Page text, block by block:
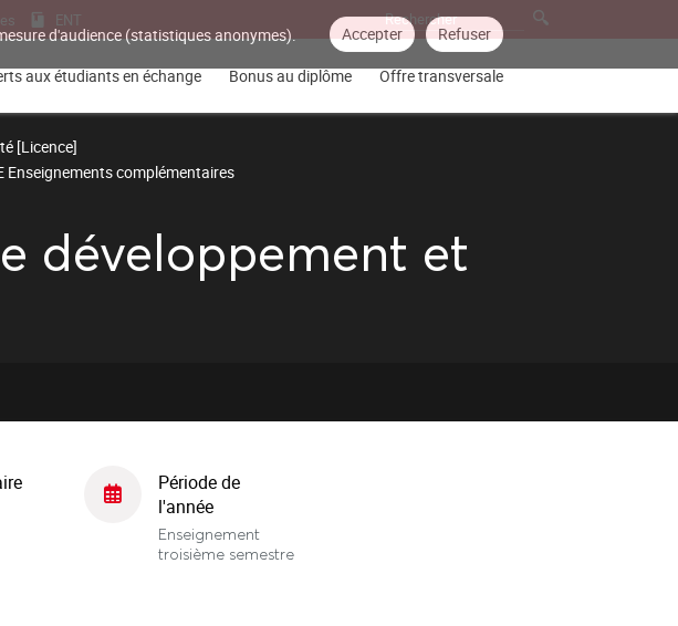
d'audience (statistiques anonymes). Accepter Refuser
ENT
aux étudiants en échange Bonus au diplôme Offre transversale
[Licence]
Enseignements complémentaires
développement et
Période de
l'année
Enseignement
troisième semestre